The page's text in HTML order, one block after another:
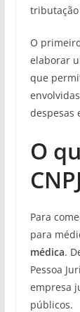
O
elaborar
que
despesas
O
Para
para
médica.
Pessoa
empresa
públicos.